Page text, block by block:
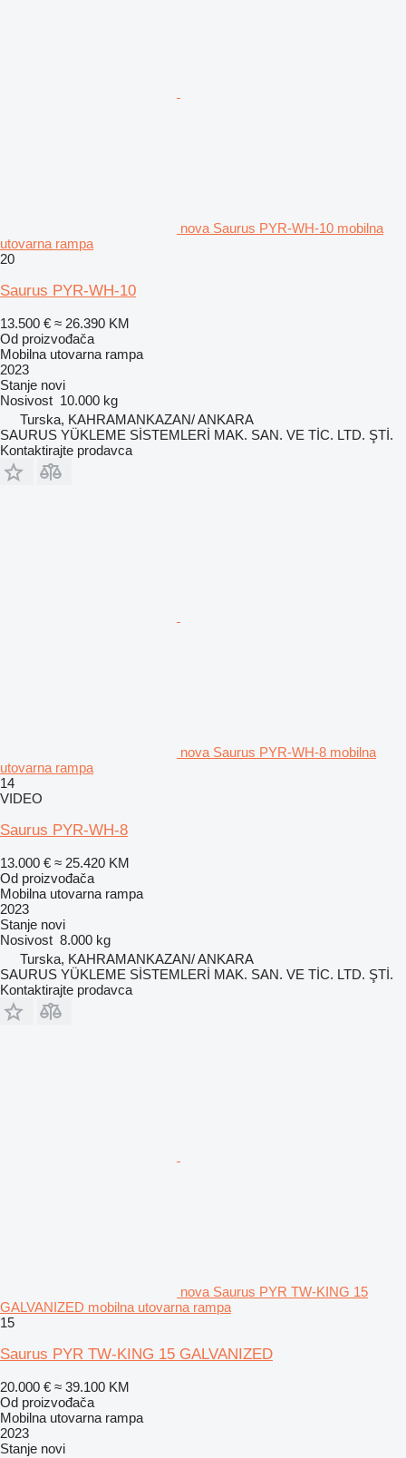
nova Saurus PYR-WH-10 mobilna
utovarna rampa
20
Saurus PYR-WH-10
13.500 € ≈ 26.390 KM
Od proizvođača
Mobilna utovarna rampa
2023
Stanje novi
Nosivost 10.000 kg
Turska, KAHRAMANKAZAN/ ANKARA
SAURUS YÜKLEME SİSTEMLERİ MAK. SAN. VE TİC. LTD. ŞTİ.
Kontaktirajte prodavca
nova Saurus PYR-WH-8 mobilna
utovarna rampa
14
VIDEO
Saurus PYR-WH-8
13.000 € ≈ 25.420 KM
Od proizvođača
Mobilna utovarna rampa
2023
Stanje novi
Nosivost 8.000 kg
Turska, KAHRAMANKAZAN/ ANKARA
SAURUS YÜKLEME SİSTEMLERİ MAK. SAN. VE TİC. LTD. ŞTİ.
Kontaktirajte prodavca
nova Saurus PYR TW-KING 15
GALVANIZED mobilna utovarna rampa
15
Saurus PYR TW-KING 15 GALVANIZED
20.000 € ≈ 39.100 KM
Od proizvođača
Mobilna utovarna rampa
2023
Stanje novi